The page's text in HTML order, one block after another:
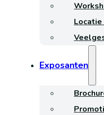
Exposanten